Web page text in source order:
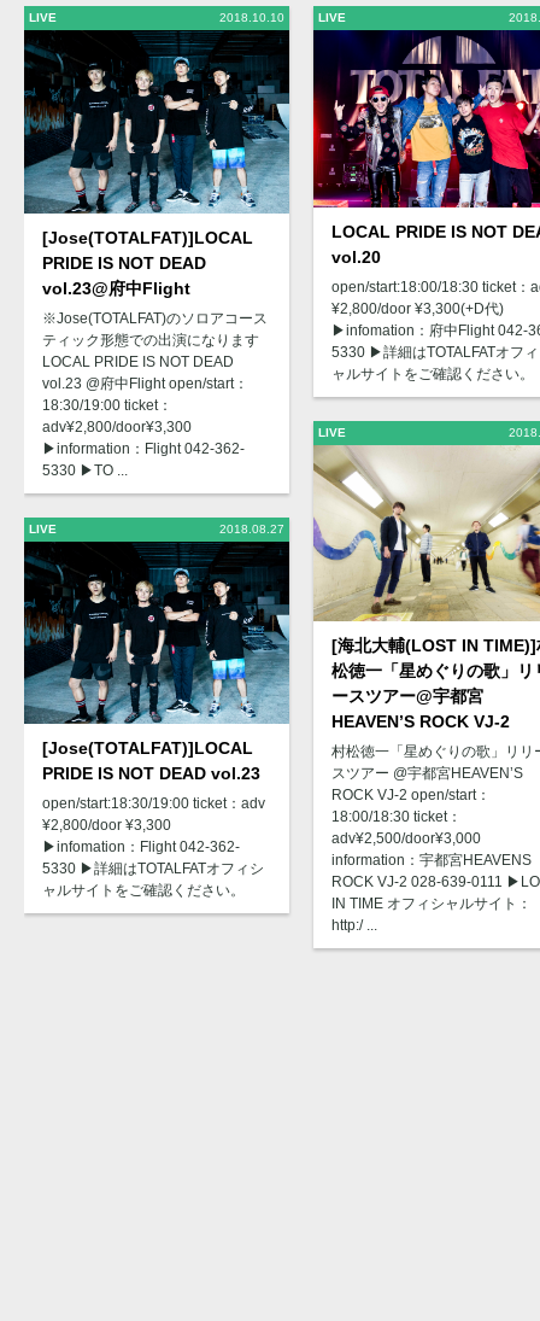
LIVE 2018.10.10
[Jose(TOTALFAT)]LOCAL
PRIDE IS NOT DEAD
vol.23@府中Flight
※Jose(TOTALFAT)のソロアコース
ティック形態での出演になります
LOCAL PRIDE IS NOT DEAD
vol.23 @府中Flight open/start：
18:30/19:00 ticket：
adv¥2,800/door¥3,300
▶︎information：Flight 042-362-
5330 ▶︎TO ...
LIVE 2018.08.27
[Jose(TOTALFAT)]LOCAL
PRIDE IS NOT DEAD vol.23
open/start:18:30/19:00 ticket：adv
¥2,800/door ¥3,300
▶︎infomation：Flight 042-362-
5330 ▶︎詳細はTOTALFATオフィシ
ャルサイトをご確認ください。
LIVE
LOCAL PRIDE IS NOT
vol.20
open/start:18:00/18:30 ticket：
¥2,800/door ¥3,300(+D代)
▶︎infomation：府中Flight 042-
5330 ▶︎詳細はTOTALFATオフ
ャルサイトをご確認ください。
LIVE
[海北大輔(LOST IN TIME)]
松徳一「星めぐりの歌」リ
ースツアー@宇都宮
HEAVEN’S ROCK VJ-2
村松徳一「星めぐりの歌」リリ
スツアー @宇都宮HEAVEN’S
ROCK VJ-2 open/start：
18:00/18:30 ticket：
adv¥2,500/door¥3,000
information：宇都宮HEAVENS
ROCK VJ-2 028-639-0111
IN TIME オフィシャルサイト：
http:/ ...